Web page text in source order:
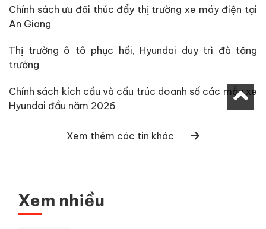
Chính sách ưu đãi thúc đẩy thị trường xe máy điện tại
An Giang
Thị trường ô tô phục hồi, Hyundai duy trì đà tăng
trưởng
Chính sách kích cầu và cấu trúc doanh số các mẫu xe
Hyundai đầu năm 2026
Xem thêm các tin khác
Xem nhiều